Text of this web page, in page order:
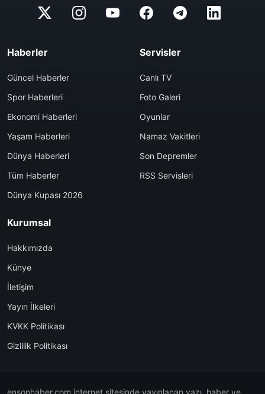
Haberler
Güncel Haberler
Spor Haberleri
Ekonomi Haberleri
Yaşam Haberleri
Dünya Haberleri
Tüm Haberler
Dünya Kupası 2026
Servisler
Canlı TV
Foto Galeri
Oyunlar
Namaz Vakitleri
Son Depremler
RSS Servisleri
Kurumsal
Hakkımızda
Künye
İletişim
Yayın İlkeleri
KVKK Politikası
Gizlilik Politikası